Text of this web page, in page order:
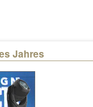
Jahres